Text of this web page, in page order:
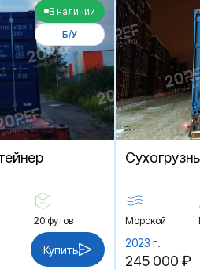
В наличии
Б/У
20 футов
Купить
Морской
2023 г.
245 000 ₽